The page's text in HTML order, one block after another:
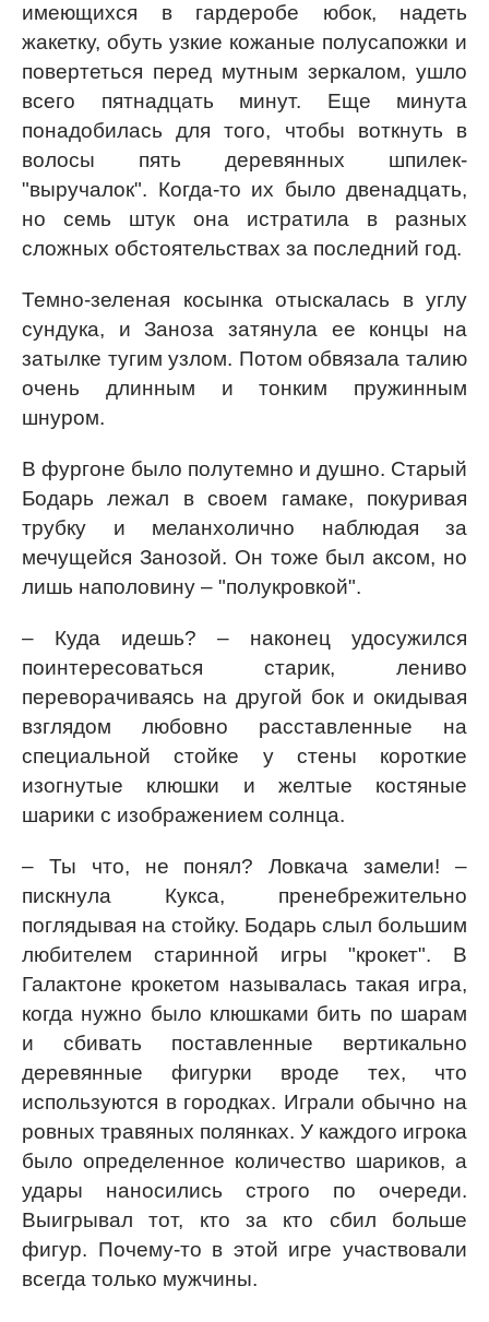
имеющихся в гардеробе юбок, надеть
жакетку, обуть узкие кожаные полусапожки и
повертеться перед мутным зеркалом, ушло
всего пятнадцать минут. Еще минута
понадобилась для того, чтобы воткнуть в
волосы пять деревянных шпилек-
"выручалок". Когда-то их было двенадцать,
но семь штук она истратила в разных
сложных обстоятельствах за последний год.
Темно-зеленая косынка отыскалась в углу
сундука, и Заноза затянула ее концы на
затылке тугим узлом. Потом обвязала талию
очень длинным и тонким пружинным
шнуром.
В фургоне было полутемно и душно. Старый
Бодарь лежал в своем гамаке, покуривая
трубку и меланхолично наблюдая за
мечущейся Занозой. Он тоже был аксом, но
лишь наполовину – "полукровкой".
– Куда идешь? – наконец удосужился
поинтересоваться старик, лениво
переворачиваясь на другой бок и окидывая
взглядом любовно расставленные на
специальной стойке у стены короткие
изогнутые клюшки и желтые костяные
шарики с изображением солнца.
– Ты что, не понял? Ловкача замели! –
пискнула Кукса, пренебрежительно
поглядывая на стойку. Бодарь слыл большим
любителем старинной игры "крокет". В
Галактоне крокетом называлась такая игра,
когда нужно было клюшками бить по шарам
и сбивать поставленные вертикально
деревянные фигурки вроде тех, что
используются в городках. Играли обычно на
ровных травяных полянках. У каждого игрока
было определенное количество шариков, а
удары наносились строго по очереди.
Выигрывал тот, кто за кто сбил больше
фигур. Почему-то в этой игре участвовали
всегда только мужчины.